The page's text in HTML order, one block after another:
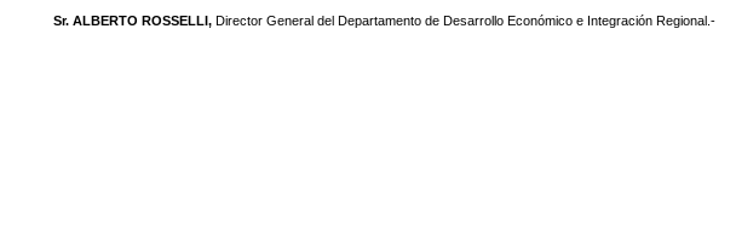
Sr. ALBERTO ROSSELLI, Director General del Departamento de Desarrollo Económico e Integración Regional.-